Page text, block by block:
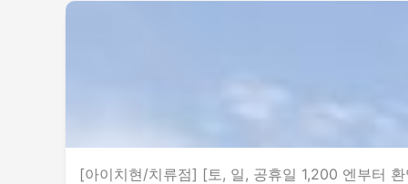
[아이치현/치류점] [토, 일, 공휴일 1,200 엔부터